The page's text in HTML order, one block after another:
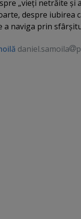
„vieţi netrăite
despre iubirea
naviga prin
daniel.samoila